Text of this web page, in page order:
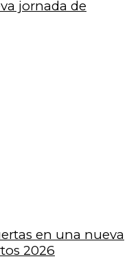
jornada de
en una nueva
2026